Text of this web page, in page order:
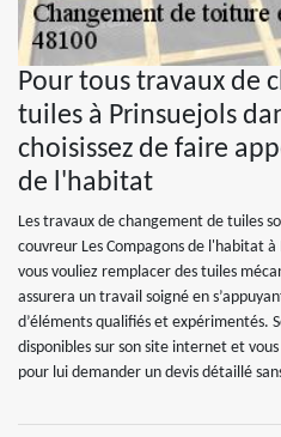
Pour tous travaux de
tuiles à Prinsuejols
choisissez de faire
de l'habitat
Les travaux de changement de tuiles
couvreur Les Compagons de l'habitat
vous vouliez remplacer des tuiles
assurera un travail soigné en
d’éléments qualifiés et expérimentés.
disponibles sur son site internet et
pour lui demander un devis détaillé